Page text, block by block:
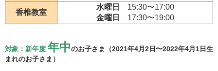
香椎教室
水曜日 15:30〜17:00
金曜日
17:30〜19:00
対象：新年度 年中のお子さま（2021年4月2日〜2022年4月1日生
まれのお子さま）